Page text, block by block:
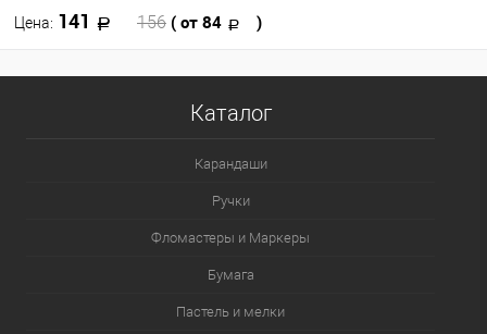
Цена: 141 156 ( от 84 )
Каталог
Карандаши
Ручки
Фломастеры и Маркеры
Бумага
Пастель и мелки